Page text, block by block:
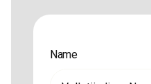
Name